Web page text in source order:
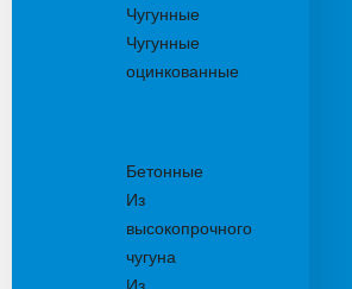
Чугунные
Чугунные
оцинкованные
Бетонные
Из
высокопрочного
чугуна